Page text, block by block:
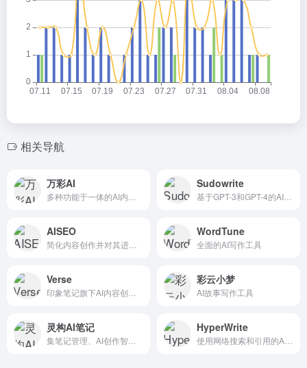
相关导航
万彩AI Sudowrite
AISEO WordTune
全面的AI写作工具
Verse 彩云小梦
AI故事写作工具
灵构AI笔记 HyperWrite